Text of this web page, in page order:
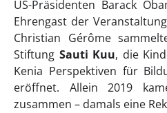
US-Präsidenten Barack
Ehrengast der
Christian Gérôme
Stiftung Sauti Kuu, die
Kenia Perspektiven für
eröffnet. Allein 2019
zusammen – damals eine